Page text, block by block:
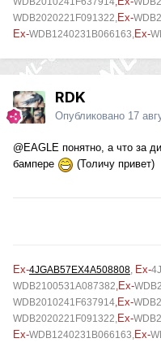
WDB2020221F091322,Ex-
Ex-WDB1240231B066163,Ex-
RDK
Опубликовано 17
@EAGLE понятно, а что за
бампере
(Толичу привет)
Ex-4JGAB57EX4A508808, Ex-
WDB2100531A087382,Ex-
WDB2010241F637914,Ex-
WDB2020221F091322,Ex-
Ex-WDB1240231B066163,Ex-